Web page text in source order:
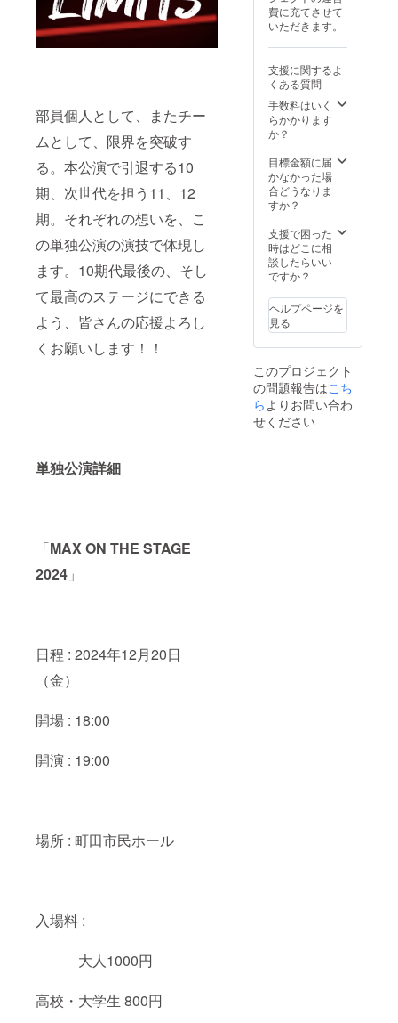
部員個人として、またチー
ムとして、限界を突破す
る。本公演で引退する10
期、次世代を担う11、12
期。それぞれの想いを、こ
の単独公演の演技で体現し
ます。10期代最後の、そし
て最高のステージにできる
よう、皆さんの応援よろし
くお願いします！！
単独公演詳細
「MAX ON THE STAGE
2024 」
日程 : 2024年12月20日
（金）
開場 : 18:00
開演 : 19:00
場所 : 町田市民ホール
入場料 :
大人1000円
高校・大学生 800円
ありま
すが、
別途チ
ケット
の購入
をお手
数です
がお願
いしま
購入方
法はこ
ちらを
い。↓
https://
youtu.b
e/i58EB
?
si=kzoS
x_47sz
erGLgI
インが
欲しい
などご
あれば
その旨
も備考
欄にご
記入く
い。）
メン
バーの
名前は
Instagr
amに記
載され
ている
ご参照
くださ
い。 ※
お礼の
ついて
収録時
間:30
秒〜1分
間 提供
費に充てさせて
いただきます。
支援に関するよ
くある質問
手数料はいく
らかかります
か？
目標金額に届
かなかった場
合どうなりま
すか？
支援で困った
時はどこに相
談したらいい
ですか？
ヘルプページを
見る
このプロジェクト
の問題報告はこち
ら よりお問い合わ
せください